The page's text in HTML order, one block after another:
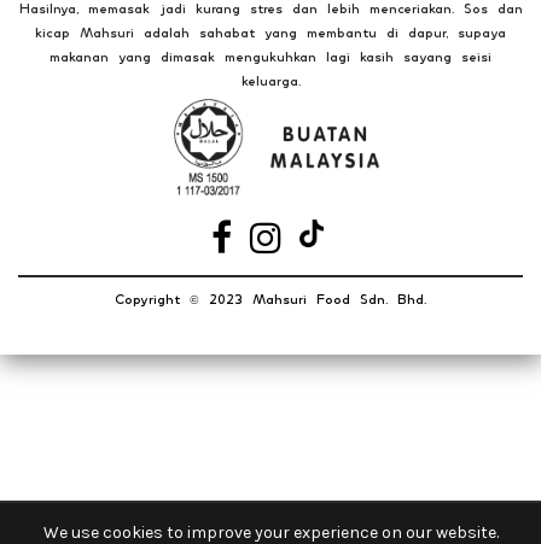
Hasilnya, memasak jadi kurang stres dan lebih menceriakan. Sos dan
kicap Mahsuri adalah sahabat yang membantu di dapur, supaya
makanan yang dimasak mengukuhkan lagi kasih sayang seisi
keluarga.
Copyright ©️ 2023 Mahsuri Food Sdn. Bhd.
Cockfosters BP
We use cookies to improve your experience on our website.